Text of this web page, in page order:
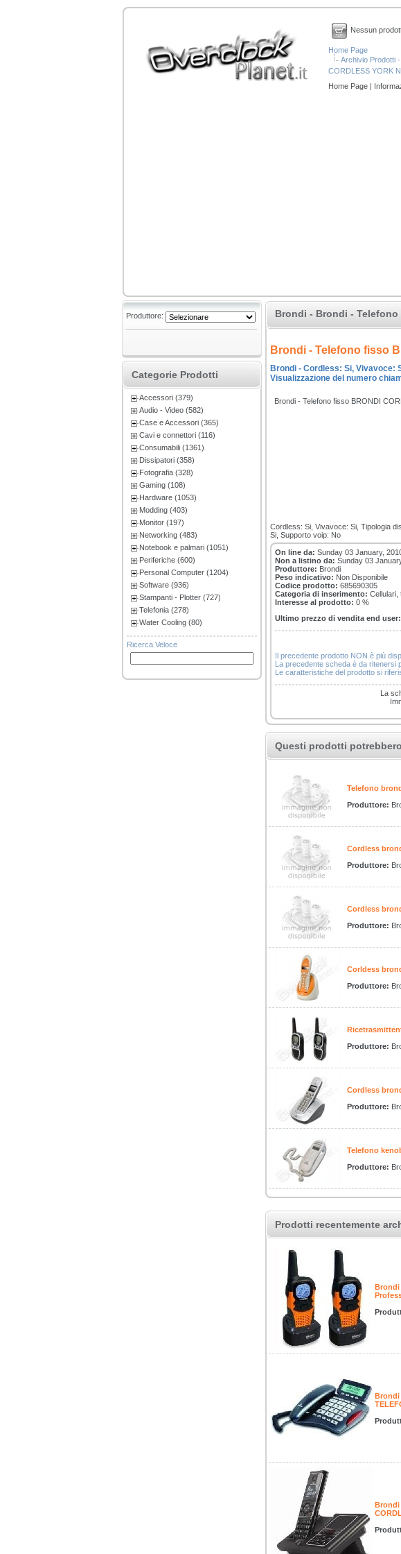
Nessun
Home Page
Archivio Prodotti
CORDLESS YORK
Home Page |
Produttore:
Categorie Prodotti
Accessori (379)
Audio - Video (582)
Case e Accessori (365)
Cavi e connettori (116)
Consumabili (1361)
Dissipatori (358)
Fotografia (328)
Gaming (108)
Hardware (1053)
Modding (403)
Monitor (197)
Networking (483)
Notebook e palmari (1051)
Periferiche (600)
Personal Computer (1204)
Software (936)
Stampanti - Plotter (727)
Telefonia (278)
Water Cooling (80)
Ricerca Veloce
Brondi - Brondi - Telefono
Brondi - Telefono fisso
Brondi - Cordless: Si, Vivavoce:
Visualizzazione del numero
Brondi - Telefono fisso BRONDI
Cordless: Si, Vivavoce: Si, Tipologia
Si, Supporto voip: No
On line da: Sunday 03 January,
Non a listino da: Sunday 03
Produttore: Brondi
Peso indicativo: Non Disponibile
Codice prodotto: 685690305
Categoria di inserimento: Cellulari,
Interesse al prodotto: 0 %
Ultimo prezzo di vendita end user:
Il precedente prodotto NON è più
La precedente scheda è da ritenersi
Le caratteristiche del prodotto si
La
Questi prodotti
Telefono
Produttore:
Cordless
Produttore:
Cordless
Produttore:
Corldess
Produttore:
Produttore:
Cordless
Produttore:
Telefono
Produttore:
Prodotti recentemente
Brondi
Brondi
Brondi